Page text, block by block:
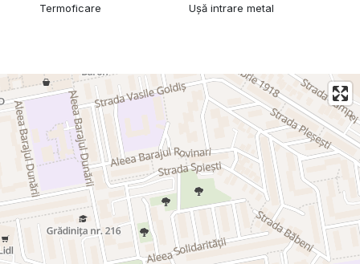
Termoficare Ușă intrare metal